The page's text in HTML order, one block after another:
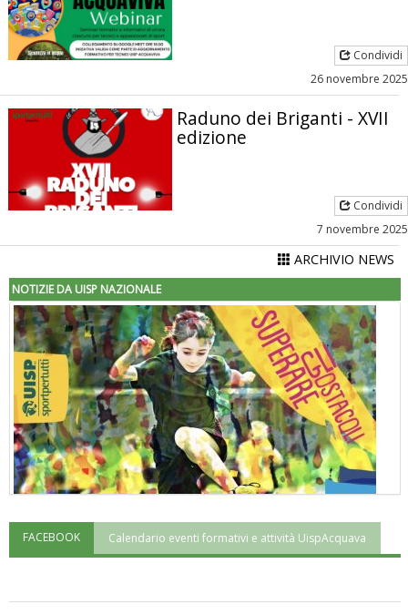
Condividi
26 novembre 2025
Raduno dei Briganti - XVII
edizione
Condividi
7 novembre 2025
ARCHIVIO NEWS
NOTIZIE DA UISP NAZIONALE
"Superare gli ostacoli": la relazione di Tiziano Pesce al CN Uisp
FACEBOOK Calendario eventi formativi e attività UispAcquava